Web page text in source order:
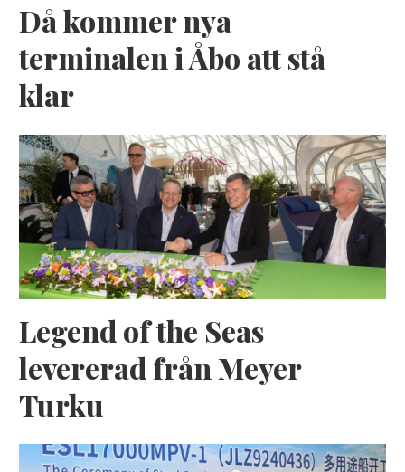
Då kommer nya
terminalen i Åbo att stå
klar
Legend of the Seas
levererad från Meyer
Turku